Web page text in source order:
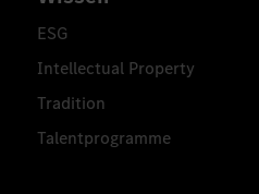
ESG
Intellectual Property
Tradition
Talentprogramme